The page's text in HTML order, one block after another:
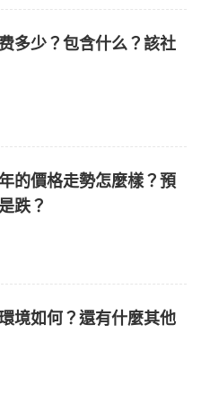
多少？包含什么？該社
的價格走勢怎麼樣？預
跌？
境如何？還有什麼其他